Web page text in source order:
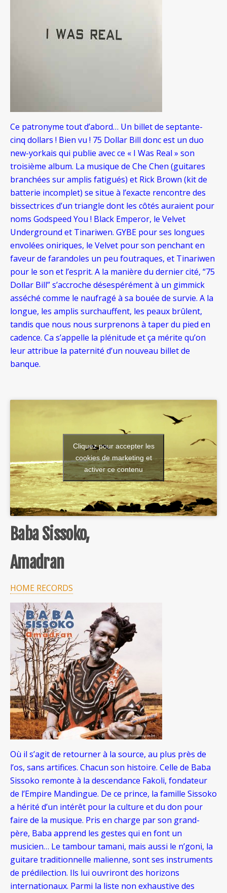
Ce patronyme tout d’abord… Un billet de septante-
cinq dollars ! Bien vu ! 75 Dollar Bill donc est un duo
new-yorkais qui publie avec ce « I Was Real » son
troisième album. La musique de Che Chen (guitares
branchées sur amplis fatigués) et Rick Brown (kit de
batterie incomplet) se situe à l’exacte rencontre des
bissectrices d’un triangle dont les côtés auraient pour
noms Godspeed You ! Black Emperor, le Velvet
Underground et Tinariwen. GYBE pour ses longues
envolées oniriques, le Velvet pour son penchant en
faveur de farandoles un peu foutraques, et Tinariwen
pour le son et l’esprit. A la manière du dernier cité, “75
Dollar Bill” s’accroche désespérément à un gimmick
asséché comme le naufragé à sa bouée de survie. A la
longue, les amplis surchauffent, les peaux brûlent,
tandis que nous nous surprenons à taper du pied en
cadence. Ca s’appelle la plénitude et ça mérite qu’on
leur attribue la paternité d’un nouveau billet de
banque.
Cliquez pour accepter les
cookies de marketing et
activer ce contenu
Baba Sissoko,
Amadran
HOME RECORDS
Où il s’agit de retourner à la source, au plus près de
l’os, sans artifices. Chacun son histoire. Celle de Baba
Sissoko remonte à la descendance Fakoli, fondateur
de l’Empire Mandingue. De ce prince, la famille Sissoko
a hérité d’un intérêt pour la culture et du don pour
faire de la musique. Pris en charge par son grand-
père, Baba apprend les gestes qui en font un
musicien… Le tambour tamani, mais aussi le n’goni, la
guitare traditionnelle malienne, sont ses instruments
de prédilection. Ils lui ouvriront des horizons
internationaux. Parmi la liste non exhaustive des